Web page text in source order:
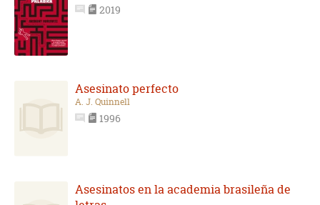
2019
Asesinato perfecto
A. J. Quinnell
1996
Asesinatos en la academia brasileña de